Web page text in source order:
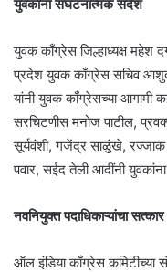
युवकांना संघटनात्मक संदेश
युवक काँग्रेस जिल्हाध्यक्ष महेश
प्रदेश युवक काँग्रेस सचिव
यांनी युवक काँग्रेसच्या आगामी
सरचिटणीस मनोज पाटील,
सूर्यवंशी, गजेंद्र साळुंखे, रज्जाक
पवार, सईद तेली आदींनी
नवनियुक्त पदाधिकाऱ्यांचा सत्कार
ऑल इंडिया काँग्रेस कमिटीच्या